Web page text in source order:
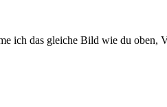
ich das gleiche Bild wie du oben,